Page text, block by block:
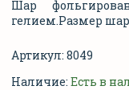
Шар
гелием.Размер
Артикул: 8049
Наличие: Есть в